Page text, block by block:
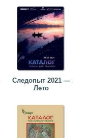
Следопыт 2021 —
Лето